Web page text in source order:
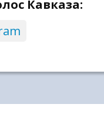
Кавказа: